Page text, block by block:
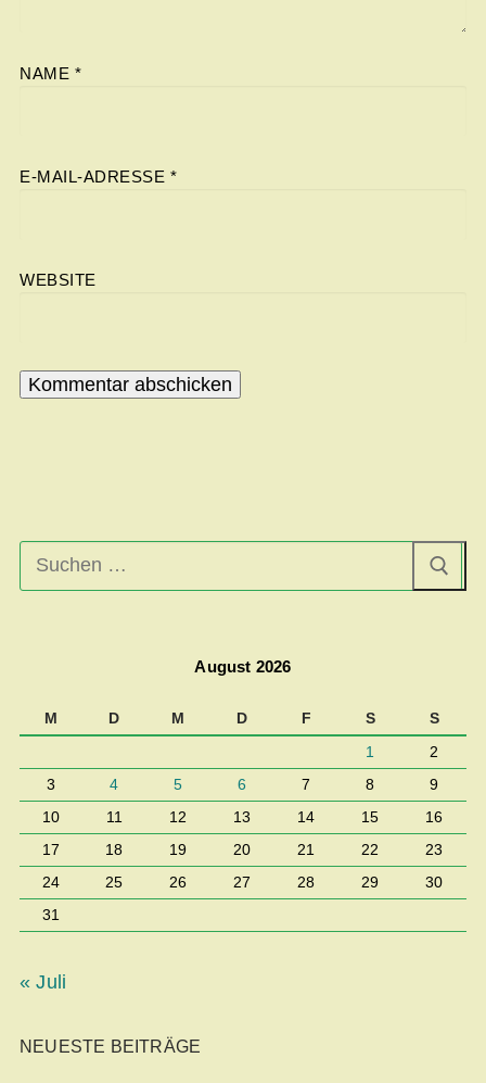
NAME *
E-MAIL-ADRESSE *
WEBSITE
Suchen
nach:
August 2026
M D M D F S S
1
2
3
4 5 6 7 8
9
10
11 12 13 14 15
16
17
18 19 20 21 22
23
24
25 26 27 28 29
30
31
« Juli
NEUESTE BEITRÄGE